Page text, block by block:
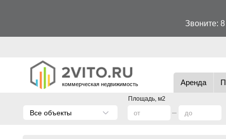
Звоните:
коммерческая недвижимость Аренда
Площадь, м2
Все объекты